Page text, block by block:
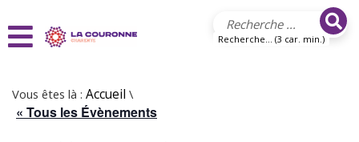
Recherche... (3 car. min.)
Vous êtes là : Accueil \
« Tous les Évènements